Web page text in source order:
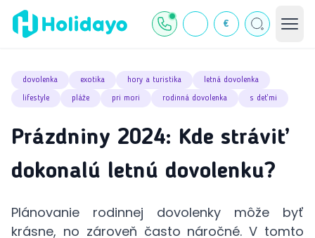
€
dovolenka exotika hory a turistika letná dovolenka
lifestyle pláže pri mori rodinná dovolenka s deťmi
Prázdniny 2024: Kde stráviť
dokonalú letnú dovolenku?
Plánovanie rodinnej dovolenky môže byť
krásne, no zároveň často náročné. V tomto